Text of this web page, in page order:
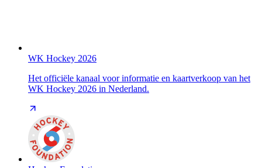
WK Hockey 2026
Het officiële kanaal voor informatie en kaartverkoop van het
WK Hockey 2026 in Nederland.